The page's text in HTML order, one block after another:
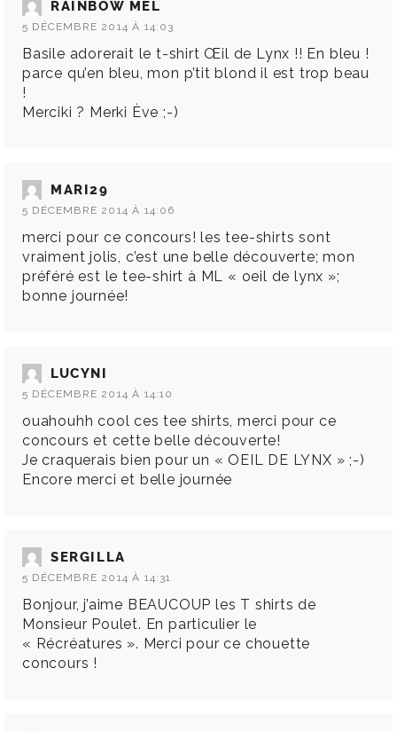
RAINBOW MEL
5 DÉCEMBRE 2014 À 14:03
Basile adorerait le t-shirt Œil de Lynx !! En bleu !
parce qu’en bleu, mon p’tit blond il est trop beau
!
Merciki ? Merki Ève ;-)
MARI29
5 DÉCEMBRE 2014 À 14:06
merci pour ce concours! les tee-shirts sont
vraiment jolis, c’est une belle découverte; mon
préféré est le tee-shirt à ML « oeil de lynx »;
bonne journée!
LUCYNI
5 DÉCEMBRE 2014 À 14:10
ouahouhh cool ces tee shirts, merci pour ce
concours et cette belle découverte!
Je craquerais bien pour un « OEIL DE LYNX » ;-)
Encore merci et belle journée
SERGILLA
5 DÉCEMBRE 2014 À 14:31
Bonjour, j’aime BEAUCOUP les T shirts de
Monsieur Poulet. En particulier le
« Récréatures ». Merci pour ce chouette
concours !